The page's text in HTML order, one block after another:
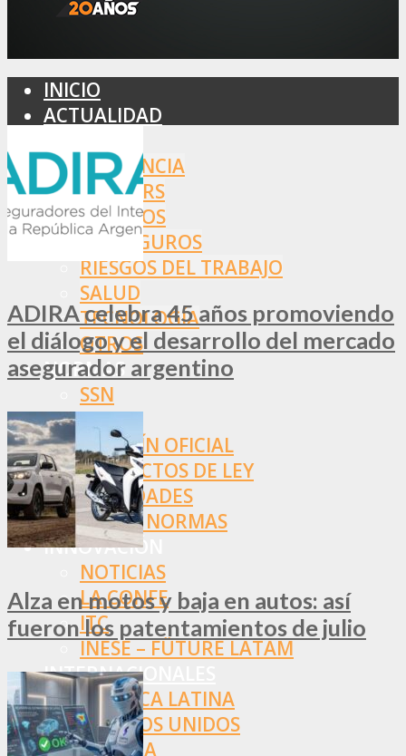
INICIO
ACTUALIDAD
ASISTENCIA
BROKERS
SEGUROS
REASEGUROS
RIESGOS DEL TRABAJO
SALUD
TECNOLOGÍA
OTROS
NORMAS
SSN
SRT
BOLETÍN OFICIAL
PROYECTOS DE LEY
SOCIEDADES
OTRAS NORMAS
INNOVACIÓN
NOTICIAS
LA CONFE
ITC
INESE – FÜTURE LATAM
INTERNACIONALES
AMÉRICA LATINA
ESTADOS UNIDOS
EUROPA
ADIRA celebra 45 años promoviendo
el diálogo y el desarrollo del mercado
asegurador argentino
Alza en motos y baja en autos: así
fueron los patentamientos de julio